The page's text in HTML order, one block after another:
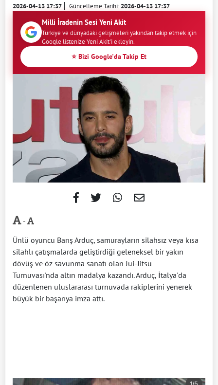
2026-04-13 17:37 Güncelleme Tarihi:2026-04-13 17:37
Milli İradenin Sesi Yeni Akit
Türkiye ve dünyadaki gelişmeleri yakından takip etmek için
Google listenize Yeni Akit'i ekleyin.
⭐ Bizi Google'da Takip Et
-
Ünlü oyuncu Barış Arduç, samurayların silahsız veya kısa
silahlı çatışmalarda geliştirdiği geleneksel bir yakın
dövüş ve öz savunma sanatı olan Jui-Jitsu
Turnuvası'nda altın madalya kazandı. Arduç, İtalya'da
düzenlenen uluslararası turnuvada rakiplerini yenerek
büyük bir başarıya imza attı.